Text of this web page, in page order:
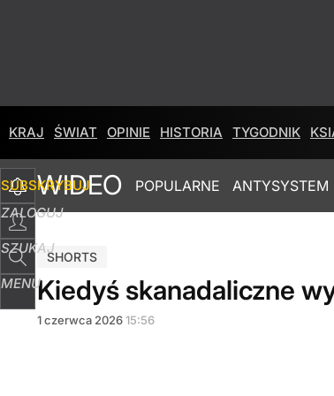
KRAJ ŚWIAT OPINIE HISTORIA TYGODNIK
SUBSKRYBUJ
ZALOGUJ
SZUKAJ
MENU
WIDEO POPULARNE ANTYSYSTEM
SHORTS
Kiedyś skanadaliczne
1czerwca 202615:56